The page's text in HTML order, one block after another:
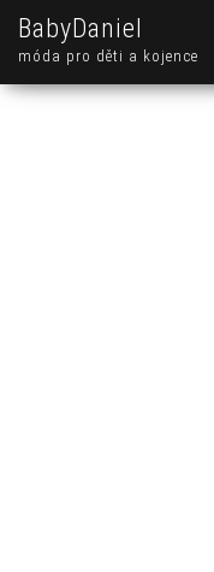
BabyDaniel
móda pro děti a kojence